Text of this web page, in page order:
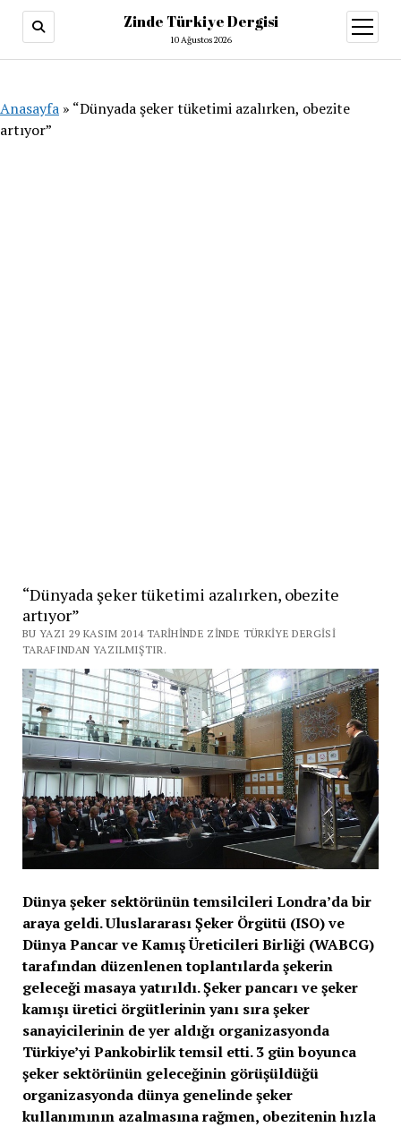
Zinde Türkiye Dergisi
10 Ağustos 2026
aç
Anasayfa » “Dünyada şeker tüketimi azalırken, obezite
artıyor”
“Dünyada şeker tüketimi azalırken, obezite
artıyor”
BU YAZI 29 KASIM 2014 TARIHINDE ZINDE TÜRKIYE DERGISI
TARAFINDAN YAZILMIŞTIR.
Dünya şeker sektörünün temsilcileri Londra’da bir
araya geldi. Uluslararası Şeker Örgütü (ISO) ve
Dünya Pancar ve Kamış Üreticileri Birliği (WABCG)
tarafından düzenlenen toplantılarda şekerin
geleceği masaya yatırıldı. Şeker pancarı ve şeker
kamışı üretici örgütlerinin yanı sıra şeker
sanayicilerinin de yer aldığı organizasyonda
Türkiye’yi Pankobirlik temsil etti. 3 gün boyunca
şeker sektörünün geleceğinin görüşüldüğü
organizasyonda dünya genelinde şeker
kullanımının azalmasına rağmen, obezitenin hızla